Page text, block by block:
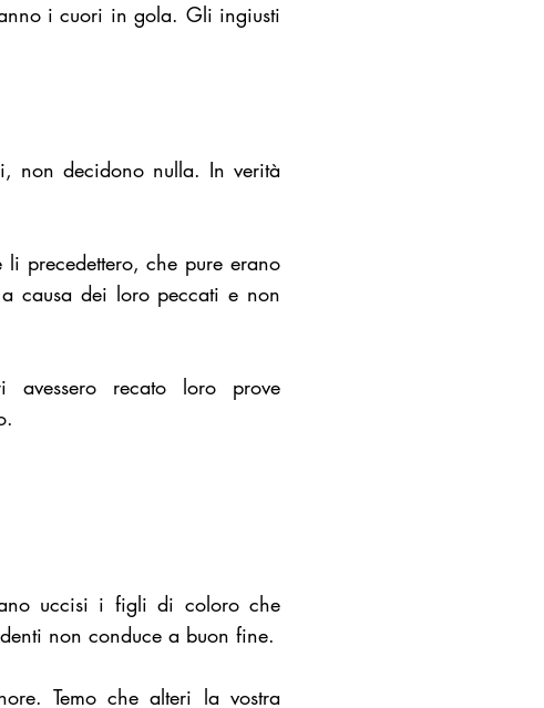
i cuori in gola. Gli ingiusti
non decidono nulla. In verità
precedettero, che pure erano
causa dei loro peccati e non
avessero recato loro prove
uccisi i figli di coloro che
non conduce a buon fine.
Temo che alteri la vostra